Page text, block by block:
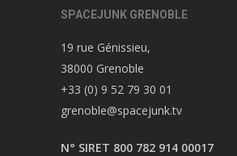
SPACEJUNK GRENOBLE
19 rue Génissieu,
38000 Grenoble
+33 (0) 9 52 79 30 01
grenoble@spacejunk.tv
N° SIRET 800 782 914 00017